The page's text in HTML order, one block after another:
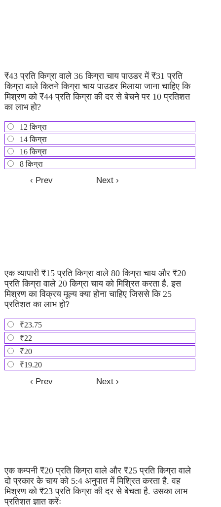
₹43 प्रति किग्रा वाले 36 किग्रा चाय पाउडर में ₹31 प्रति
किग्रा वाले कितने किग्रा चाय पाउडर मिलाया जाना चाहिए कि
मिश्रण को ₹44 प्रति किग्रा की दर से बेचने पर 10 प्रतिशत
का लाभ हो?
12 किग्रा
14 किग्रा
16 किग्रा
8 किग्रा
एक व्यापारी ₹15 प्रति किग्रा वाले 80 किग्रा चाय और ₹20
प्रति किग्रा वाले 20 किग्रा चाय को मिश्रित करता है. इस
मिश्रण का विक्रय मूल्य क्या होना चाहिए जिससे कि 25
प्रतिशत का लाभ हो?
₹23.75
₹22
₹20
₹19.20
एक कम्पनी ₹20 प्रति किग्रा वाले और ₹25 प्रति किग्रा वाले
दो प्रकार के चाय को 5:4 अनुपात में मिश्रित करता है. वह
मिश्रण को ₹23 प्रति किग्रा की दर से बेचता है. उसका लाभ
प्रतिशत ज्ञात करेंः